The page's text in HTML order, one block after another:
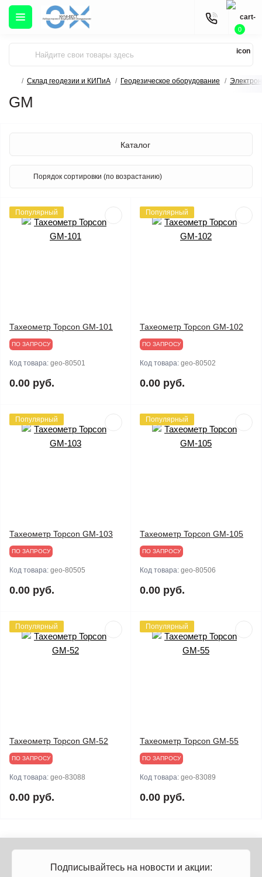
0
Склад геодезии и КИПиА Геодезическое оборудование
GM
Каталог
Популярный
Тахеометр Topcon GM-101
ПО ЗАПРОСУ
Код товара: geo-80501
0.00 руб.
Популярный
Тахеометр Topcon GM-102
ПО ЗАПРОСУ
Код товара: geo-80502
0.00 руб.
Популярный
Тахеометр Topcon GM-103
ПО ЗАПРОСУ
Код товара: geo-80505
0.00 руб.
Популярный
Тахеометр Topcon GM-105
ПО ЗАПРОСУ
Код товара: geo-80506
0.00 руб.
Популярный
Тахеометр Topcon GM-52
ПО ЗАПРОСУ
Код товара: geo-83088
0.00 руб.
Популярный
Тахеометр Topcon GM-55
ПО ЗАПРОСУ
Код товара: geo-83089
0.00 руб.
Подписывайтесь на новости и акции: